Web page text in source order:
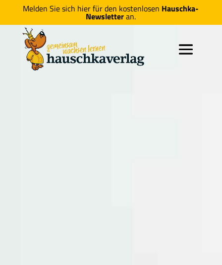
Melden Sie sich hier für den kostenlosen Hauschka-
Newsletteran.